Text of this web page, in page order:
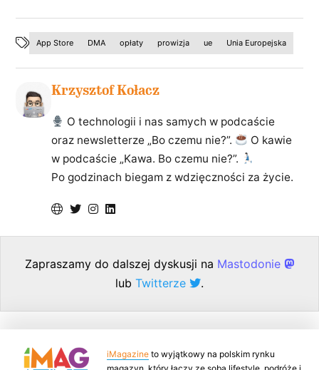
App Store DMA opłaty prowizja ue Unia Europejska
Krzysztof Kołacz
O technologii i nas samych w podcaście
oraz newsletterze „Bo czemu nie?”.
O kawie
w podcaście „Kawa. Bo czemu nie?”.
Po godzinach biegam z wdzięczności za życie.
Zapraszamy do dalszej dyskusji na Mastodonie
lub Twitterze .
iMagazine to wyjątkowy na polskim rynku